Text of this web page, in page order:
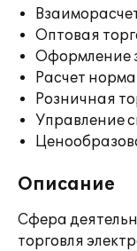
Оптовая
Оформление
Расчет
Розничная
Управление
Описание
Сфера
торговля